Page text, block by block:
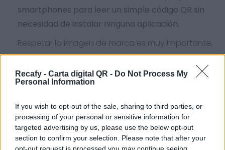
Recafy - Carta digital QR - Do Not Process My
Personal Information
If you wish to opt-out of the sale, sharing to third parties, or
processing of your personal or sensitive information for
targeted advertising by us, please use the below opt-out
section to confirm your selection. Please note that after your
opt-out request is processed you may continue seeing
smartphones para leer un simple código QR sin
necesidad de instalar ninguna aplicación.
Respetar la imagen de marca es muy importante,
por eso podrás personalizar la carta digital con
tu imagen y color corporativo. Contáctanos
para contratar la personalización avanzada.
Por eso hemos diseñado un sistema capaz de
ayudar a tu negocio a adaptarse a las
circunstancias actuales que nuestro país está
viviendo. Contamos con una carta de servicios